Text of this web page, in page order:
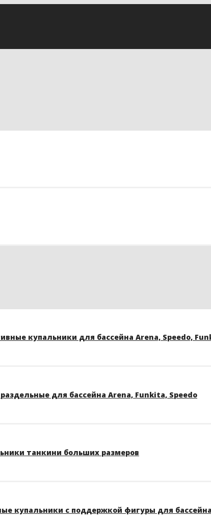
купальники для бассейна Arena, Speedo,
для бассейна Arena, Funkita, Speedo
танкини больших размеров
купальники с поддержкой фигуры для